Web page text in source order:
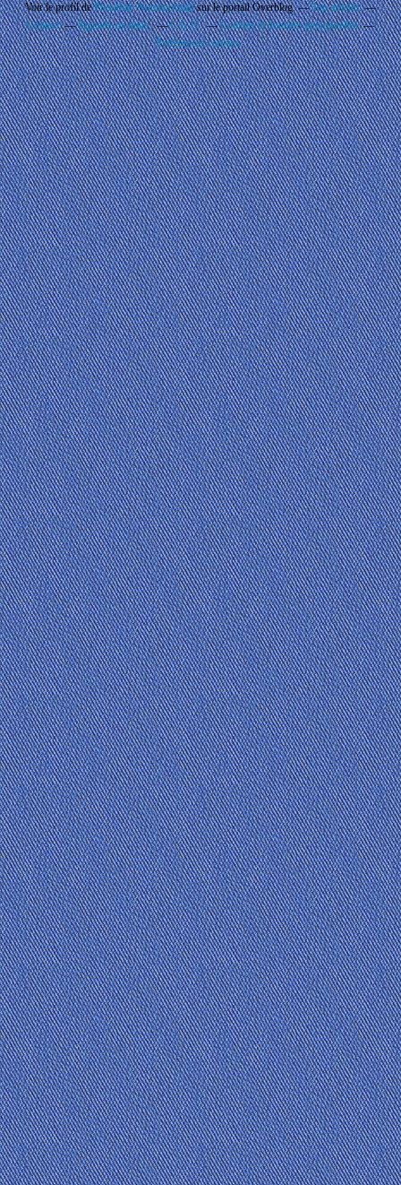
Voir le profil dePhouthay Nontanovanhsur le portail Overblog
Top articles
Contact
Signaler un abus C.G.U.
Cookies et données personnelles
Préférences cookies